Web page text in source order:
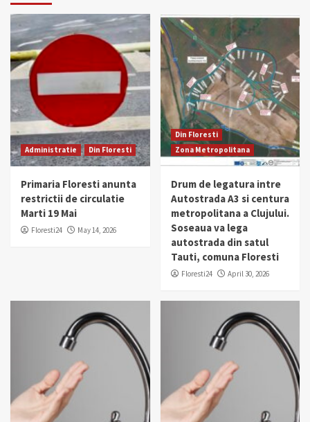
Administratie Din Floresti
Primaria Floresti anunta
restrictii de circulatie
Marti 19 Mai
Floresti24 May 14, 2026
Din Floresti
Zona Metropolitana
Drum de legatura intre
Autostrada A3 si centura
metropolitana a Clujului.
Soseaua va lega
autostrada din satul
Tauti, comuna Floresti
Floresti24 April 30, 2026